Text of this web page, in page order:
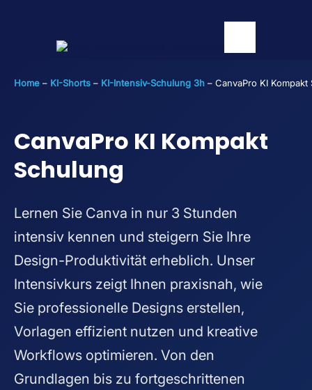
Home – KI-Shorts – KI-Intensiv-Schulung 3h – CanvaPro KI Kompakt
CanvaPro KI Kompakt
Schulung
Lernen Sie Canva in nur 3 Stunden
intensiv kennen und steigern Sie Ihre
Design-Produktivität erheblich. Unser
Intensivkurs zeigt Ihnen praxisnah, wie
Sie professionelle Designs erstellen,
Vorlagen effizient nutzen und kreative
Workflows optimieren. Von den
Grundlagen bis zu fortgeschrittenen